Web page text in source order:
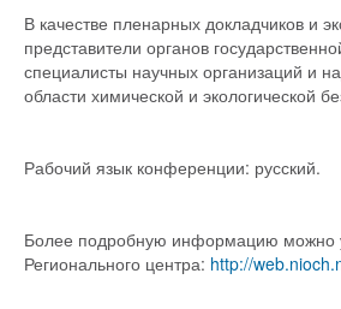
В качестве пленарных докладчиков и
представители органов
специалисты научных организаций и
области химической и экологической
Рабочий язык конференции: русский.
Более подробную информацию можно
Регионального центра: http://